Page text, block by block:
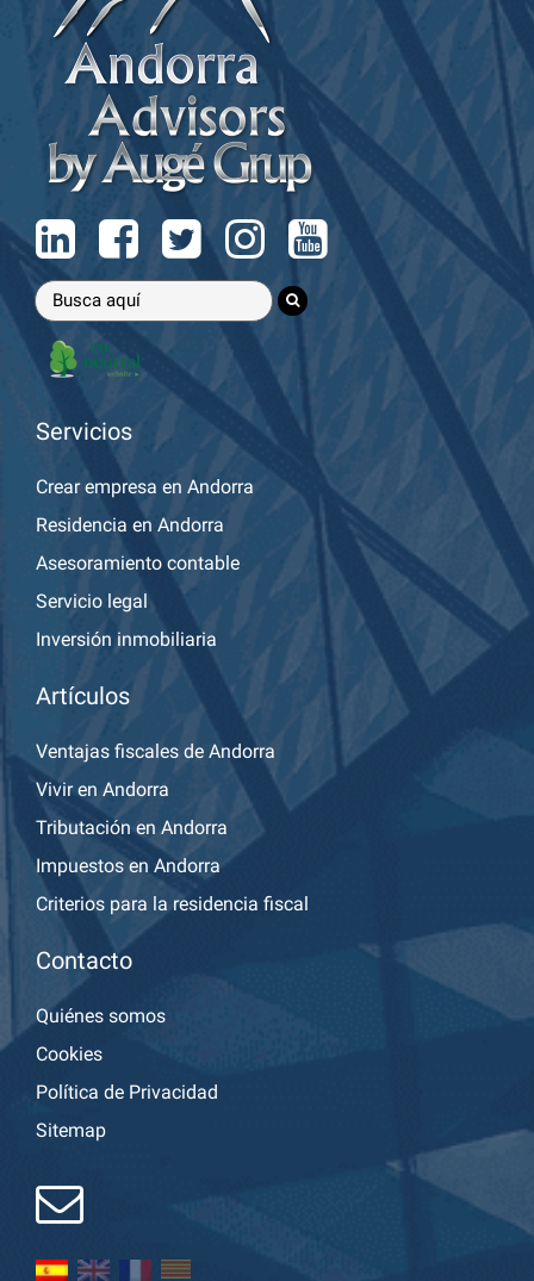
Servicios
Crear empresa en Andorra
Residencia en Andorra
Asesoramiento contable
Servicio legal
Inversión inmobiliaria
Artículos
Ventajas fiscales de Andorra
Vivir en Andorra
Tributación en Andorra
Impuestos en Andorra
Criterios para la residencia fiscal
Contacto
Quiénes somos
Cookies
Política de Privacidad
Sitemap